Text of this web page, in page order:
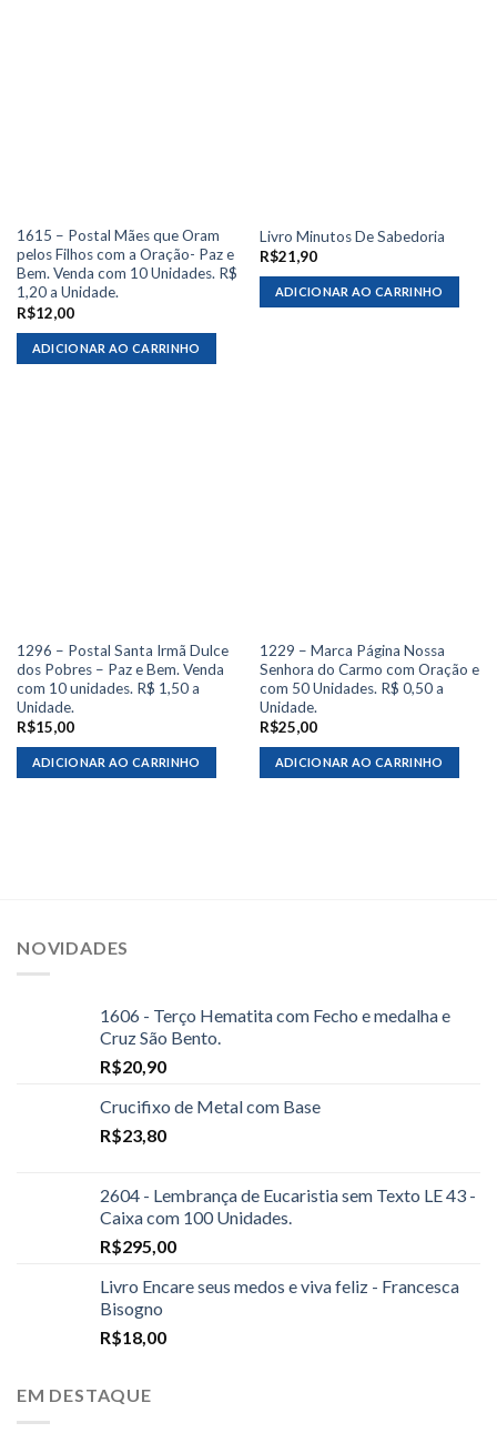
1615 – Postal Mães que Oram
pelos Filhos com a Oração- Paz e
Bem. Venda com 10 Unidades. R$
1,20 a Unidade.
R$12,00
ADICIONAR AO CARRINHO
Livro Minutos De Sabedoria
R$21,90
ADICIONAR AO CARRINHO
1296 – Postal Santa Irmã Dulce
dos Pobres – Paz e Bem. Venda
com 10 unidades. R$ 1,50 a
Unidade.
R$15,00
ADICIONAR AO CARRINHO
1229 – Marca Página Nossa
Senhora do Carmo com Oração e
com 50 Unidades. R$ 0,50 a
Unidade.
R$25,00
ADICIONAR AO CARRINHO
NOVIDADES
1606 - Terço Hematita com Fecho e medalha e
Cruz São Bento.
R$20,90
Crucifixo de Metal com Base
R$23,80
2604 - Lembrança de Eucaristia sem Texto LE 43 -
Caixa com 100 Unidades.
R$295,00
Livro Encare seus medos e viva feliz - Francesca
Bisogno
R$18,00
EM DESTAQUE